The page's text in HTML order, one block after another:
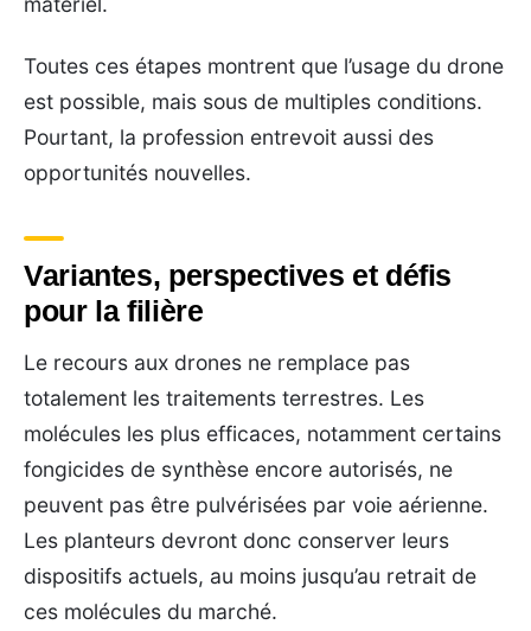
Toutes ces étapes montrent que l’usage du drone
est possible, mais sous de multiples conditions.
Pourtant, la profession entrevoit aussi des
opportunités nouvelles.
Variantes, perspectives et défis
pour la filière
Le recours aux drones ne remplace pas
totalement les traitements terrestres. Les
molécules les plus efficaces, notamment certains
fongicides de synthèse encore autorisés, ne
peuvent pas être pulvérisées par voie aérienne.
Les planteurs devront donc conserver leurs
dispositifs actuels, au moins jusqu’au retrait de
ces molécules du marché.